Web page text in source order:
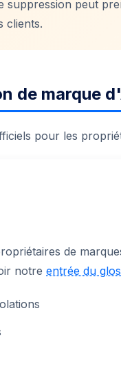
suppression peut
clients.
de marque
pour les
de
notre entrée du